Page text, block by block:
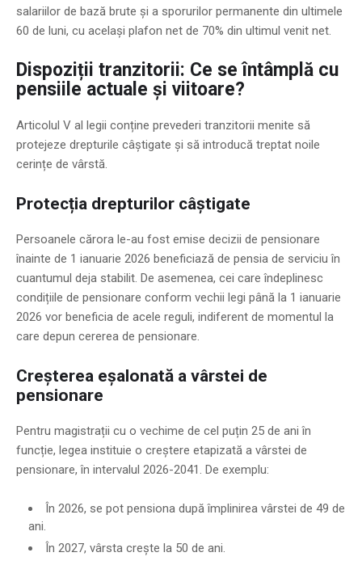
salariilor de bază brute și a sporurilor permanente din ultimele
60 de luni, cu același plafon net de 70% din ultimul venit net.
Dispoziții tranzitorii: Ce se întâmplă cu
pensiile actuale și viitoare?
Articolul V al legii conține prevederi tranzitorii menite să
protejeze drepturile câștigate și să introducă treptat noile
cerințe de vârstă.
Protecția drepturilor câștigate
Persoanele cărora le-au fost emise decizii de pensionare
înainte de 1 ianuarie 2026 beneficiază de pensia de serviciu în
cuantumul deja stabilit. De asemenea, cei care îndeplinesc
condițiile de pensionare conform vechii legi până la 1 ianuarie
2026 vor beneficia de acele reguli, indiferent de momentul la
care depun cererea de pensionare.
Creșterea eșalonată a vârstei de
pensionare
Pentru magistrații cu o vechime de cel puțin 25 de ani în
funcție, legea instituie o creștere etapizată a vârstei de
pensionare, în intervalul 2026-2041. De exemplu:
În 2026, se pot pensiona după împlinirea vârstei de 49 de
ani.
În 2027, vârsta crește la 50 de ani.